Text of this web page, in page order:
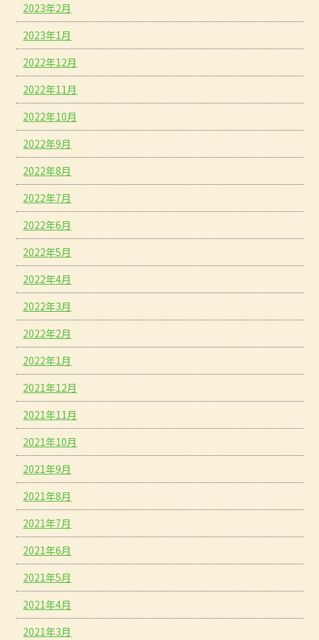
2023年2月
2023年1月
2022年12月
2022年11月
2022年10月
2022年9月
2022年8月
2022年7月
2022年6月
2022年5月
2022年4月
2022年3月
2022年2月
2022年1月
2021年12月
2021年11月
2021年10月
2021年9月
2021年8月
2021年7月
2021年6月
2021年5月
2021年4月
2021年3月